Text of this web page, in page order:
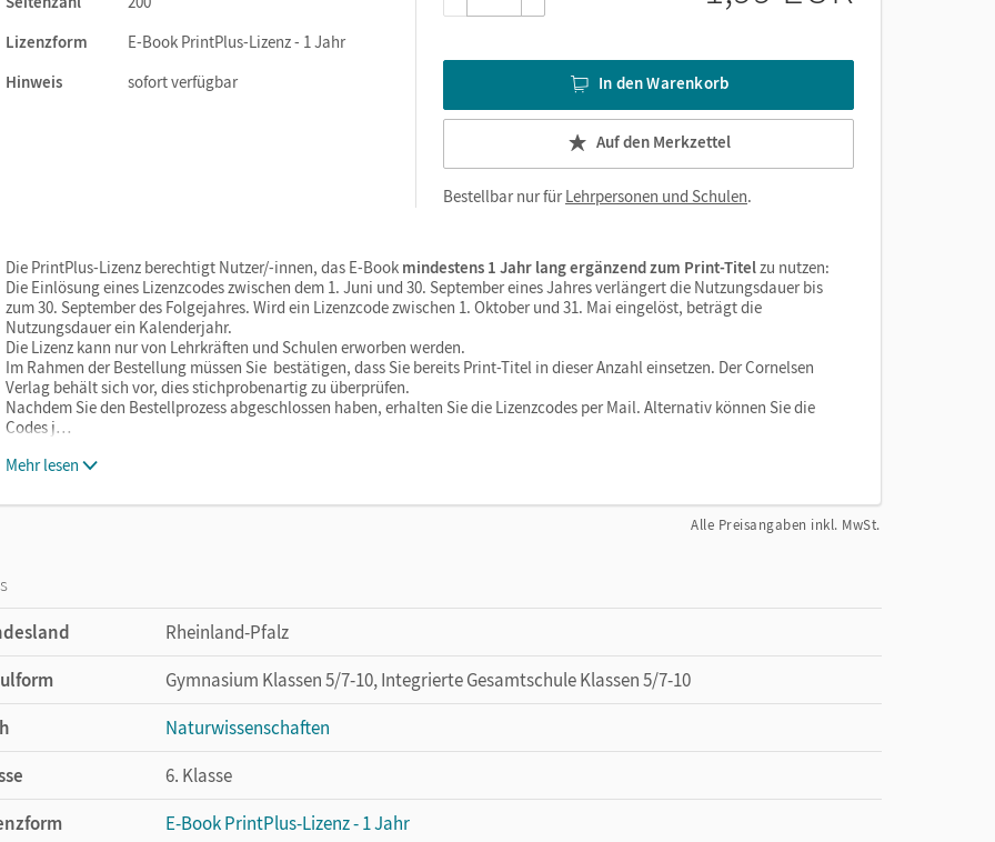
Lizenzform
E-Book PrintPlus-Lizenz - 1 Jahr
Hinweis
sofort verfügbar In den Warenkorb
Auf den Merkzettel
Bestellbar nur fürLehrpersonen und Schulen.
Die PrintPlus-Lizenz berechtigt Nutzer/-innen, das E-Book mindestens 1 Jahr lang ergänzend zum Print-Titelzu nutzen:
Die Einlösung eines Lizenzcodes zwischen dem 1. Juni und 30. September eines Jahres verlängert die Nutzungsdauer bis
zum 30. September des Folgejahres. Wird ein Lizenzcode zwischen 1. Oktober und 31. Mai eingelöst, beträgt die
Nutzungsdauer ein Kalenderjahr.
Die Lizenz kann nur von Lehrkräften und Schulen erworben werden.
Im Rahmen der Bestellung müssen Sie bestätigen, dass Sie bereits Print-Titel in dieser Anzahl einsetzen. Der Cornelsen
Verlag behält sich vor, dies stichprobenartig zu überprüfen.
Nachdem Sie den Bestellprozess abgeschlossen haben, erhalten Sie die Lizenzcodes per Mail. Alternativ können Sie die
Codes j…
Mehr lesen
Alle Preisangaben inkl. MwSt.
Rheinland-Pfalz
Gymnasium Klassen 5/7-10, Integrierte Gesamtschule Klassen 5/7-10
Naturwissenschaften
6. Klasse
E-Book PrintPlus-Lizenz - 1 Jahr